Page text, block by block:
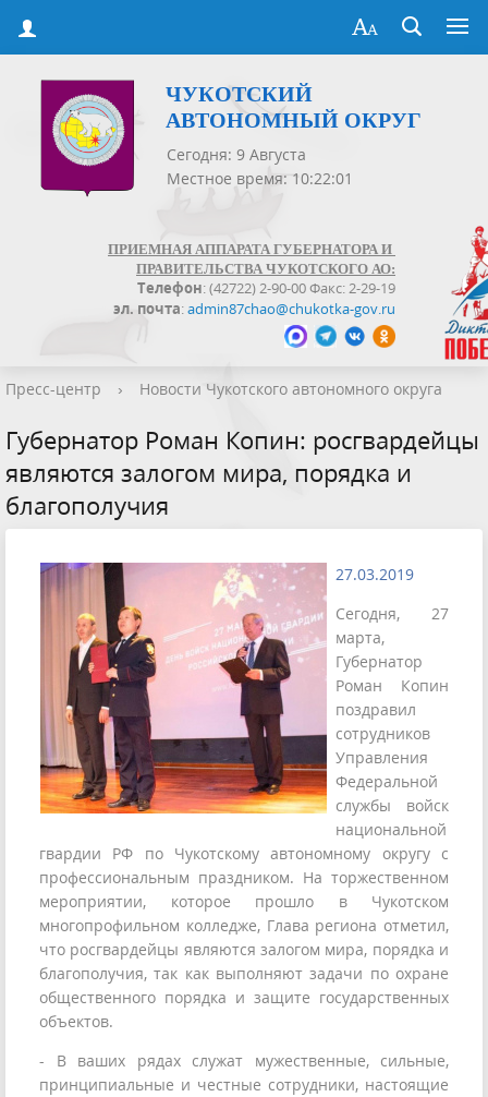
ЧУКОТСКИЙ
АВТОНОМНЫЙ ОКРУГ
Сегодня: 9 Августа
Местное время: 10:22:01
ПРИЕМНАЯ АППАРАТА ГУБЕРНАТОРА И
ПРАВИТЕЛЬСТВА ЧУКОТСКОГО АО:
Телефон: (42722) 2-90-00 Факс: 2-29-19
эл. почта:admin87chao@chukotka-gov.ru
Пресс-центр › Новости Чукотского автономного округа
Губернатор Роман Копин: росгвардейцы
являются залогом мира, порядка и
благополучия
27.03.2019
Сегодня, 27
марта,
Губернатор
Роман Копин
поздравил
сотрудников
Управления
Федеральной
службы войск
национальной
гвардии РФ по Чукотскому автономному округу с
профессиональным праздником. На торжественном
мероприятии, которое прошло в Чукотском
многопрофильном колледже, Глава региона отметил,
что росгвардейцы являются залогом мира, порядка и
благополучия, так как выполняют задачи по охране
общественного порядка и защите государственных
объектов.
- В ваших рядах служат мужественные, сильные,
принципиальные и честные сотрудники, настоящие